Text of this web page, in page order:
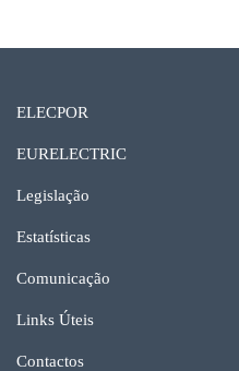
ELECPOR
EURELECTRIC
Legislação
Estatísticas
Comunicação
Links Úteis
Contactos